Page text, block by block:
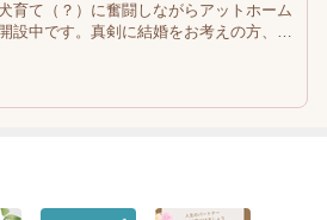
育て（？）に奮闘しながらアットホーム
設中です。真剣に結婚をお考えの方、ま
気軽にお問い合わせ下さい。お待ちして